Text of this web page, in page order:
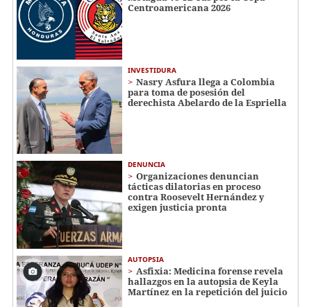
Centroamericana 2026
INVESTIDURA
Nasry Asfura llega a Colombia
para toma de posesión del
derechista Abelardo de la Espriella
DENUNCIA
Organizaciones denuncian
tácticas dilatorias en proceso
contra Roosevelt Hernández y
exigen justicia pronta
AUTOPSIA
Asfixia: Medicina forense revela
hallazgos en la autopsia de Keyla
Martínez en la repetición del juicio